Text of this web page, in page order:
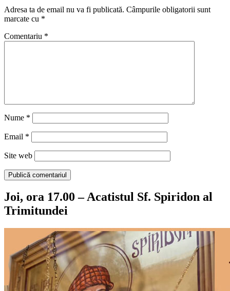
Adresa ta de email nu va fi publicată. Câmpurile obligatorii sunt
marcate cu *
Comentariu *
Nume *
Email *
Site web
Joi, ora 17.00 – Acatistul Sf. Spiridon al
Trimitundei